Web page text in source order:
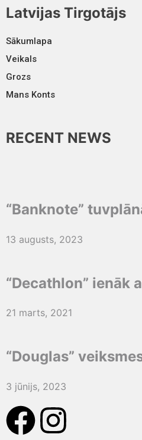
Aug 07, 2026
ABONĒT
Latvijas Tirgotājs
Sākumlapa
Veikals
Grozs
Mans Konts
RECENT NEWS
“Banknote”
13 augusts, 2023
“Decathlon” ienāk
21 marts, 2021
“Douglas”
3 jūnijs, 2023
Aizsargāts: PTAC
uzraudzības
This content is password
Parole: